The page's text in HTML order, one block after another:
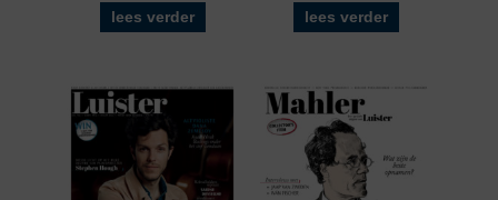
lees verder lees verder